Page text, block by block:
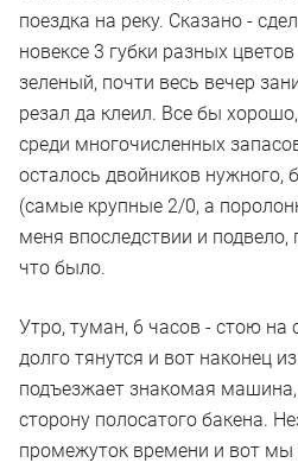
поездка на реку. Сказано -
новексе 3 губки разных
зеленый, почти весь вечер
резал да клеил. Все бы
среди многочисленных
осталось двойников нужного,
(самые крупные 2/0, а
меня впоследствии и
что было.
Утро, туман, 6 часов - стою на
долго тянутся и вот наконец
подъезжает знакомая
сторону полосатого бакена.
промежуток времени и вот мы